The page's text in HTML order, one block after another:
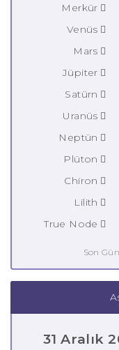
Merkür
Venüs
Mars
Jüpiter
Satürn
Uranüs
Neptün
Plüton
Chiron
Lilith
True Node
Son
31 Aralık